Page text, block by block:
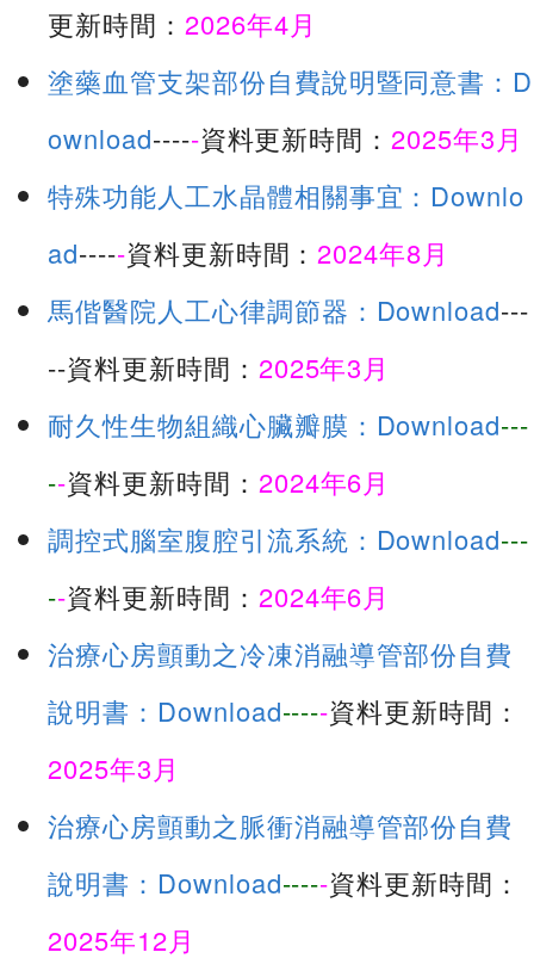
更新時間： 2026年4月
塗藥血管支架部份自費說明暨同意書：D
ownload-----資料更新時間： 2025年3月
特殊功能人工水晶體相關事宜：Downlo
ad-----資料更新時間： 2024年8月
馬偕醫院人工心律調節器：Download---
--資料更新時間： 2025年3月
耐久性生物組織心臟瓣膜：Download---
--資料更新時間： 2024年6月
調控式腦室腹腔引流系統：Download---
--資料更新時間： 2024年6月
治療心房顫動之冷凍消融導管部份自費
說明書：Download-----資料更新時間：
2025年3月
治療心房顫動之脈衝消融導管部份自費
說明書：Download-----資料更新時間：
2025年12月